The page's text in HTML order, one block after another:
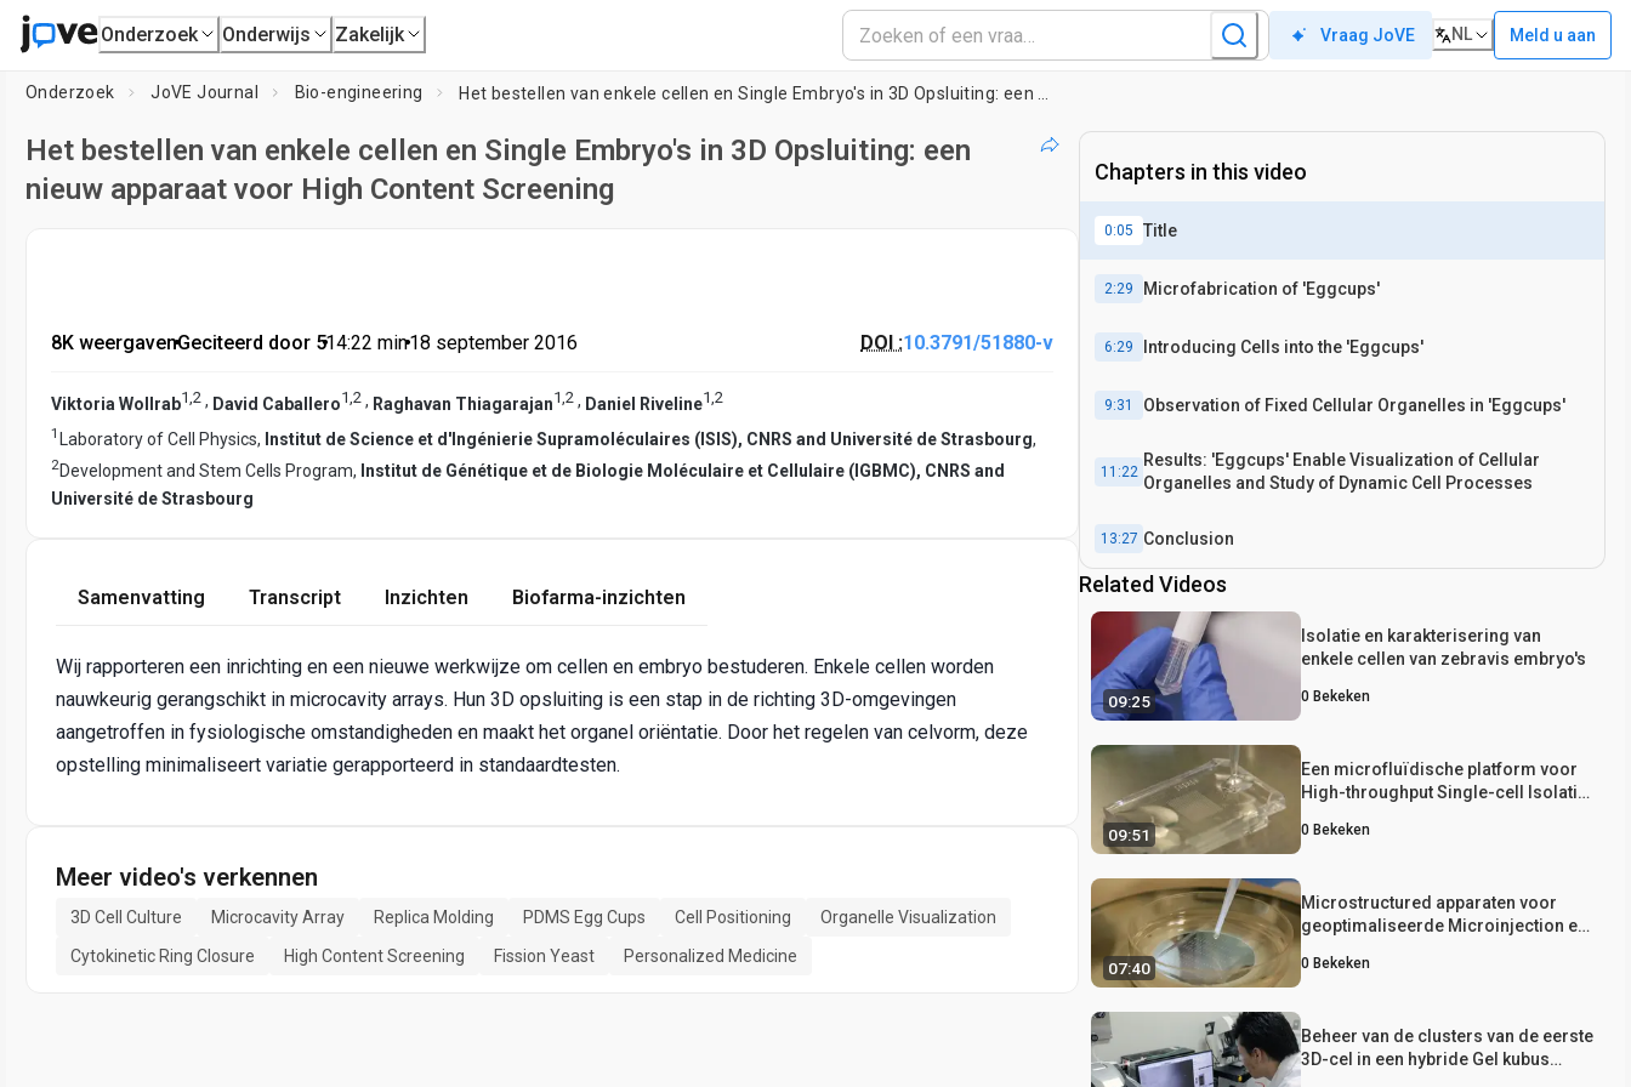
Onderzoek Onderwijs Zakelijk Vraag JoVE NL Meld u aan
Onderzoek JoVE Journal Bio-engineering
Het bestellen van enkele cellen en Single Embryo's in 3D Opsluiting: een
nieuw apparaat voor High Content Screening
8K weergaven•Geciteerd door 5•14:22 min•18 september 2016 DOI :10.3791/51880-v
Viktoria Wollrab1,2 , David Caballero1,2 , Raghavan Thiagarajan1,2 , Daniel Riveline1,2
1 Laboratory of Cell Physics, Institut de Science et d'Ingénierie Supramoléculaires (ISIS), CNRS and Université de Strasbourg,
2Development and Stem Cells Program, Institut de Génétique et de Biologie Moléculaire et Cellulaire (IGBMC), CNRS and
Université de Strasbourg
Samenvatting Transcript Inzichten Biofarma-inzichten
Wij rapporteren een inrichting en een nieuwe werkwijze om cellen en embryo bestuderen. Enkele cellen worden
nauwkeurig gerangschikt in microcavity arrays. Hun 3D opsluiting is een stap in de richting 3D-omgevingen
aangetroffen in fysiologische omstandigheden en maakt het organel oriëntatie. Door het regelen van celvorm, deze
opstelling minimaliseert variatie gerapporteerd in standaardtesten.
Meer video's verkennen
3D Cell Culture Microcavity Array Replica Molding PDMS Egg Cups Cell Positioning
Organelle Visualization
Cytokinetic Ring Closure
High Content Screening Fission Yeast Personalized Medicine
Chapters in this video
0:05 Title
2:29 Microfabrication of 'Eggcups'
6:29 Introducing Cells into the 'Eggcups'
9:31 Observation of Fixed Cellular Organelles in 'Eggcups'
11:22
Results: 'Eggcups' Enable Visualization of Cellular
Organelles and Study of Dynamic Cell Processes
13:27 Conclusion
Related Videos
09:25
Isolatie en karakterisering van
enkele cellen van zebravis embryo's
0 Bekeken
09:51
Een microfluïdische platform voor
High-throughput Single-cell Isolatie
0 Bekeken
07:40
Microstructured apparaten voor
geoptimaliseerde Microinjection en
0 Bekeken
Beheer van de clusters van de eerste
3D-cel in een hybride Gel kubus